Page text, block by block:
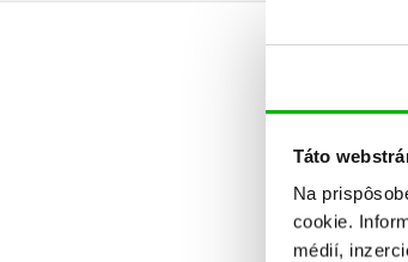
Táto
Na
cookie.
médií,